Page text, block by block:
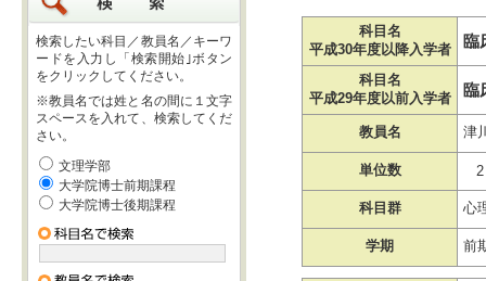
検索したい科目／教員名／キーワ
ードを入力し「検索開始｣ボタン
をクリックしてください。
※教員名では姓と名の間に１文字
スペースを入れて、検索してくだ
さい。
文理学部
大学院博士前期課程
大学院博士後期課程
科目名
平成30年度以降入学者
臨
科目名
平成29年度以前入学者
臨
教員名 津
単位数 2
科目群 心
学期 前